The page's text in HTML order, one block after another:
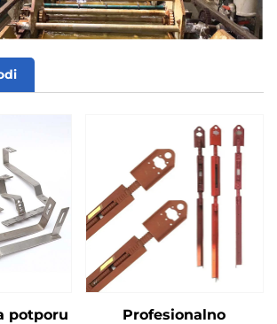
potporu
Profesionalno